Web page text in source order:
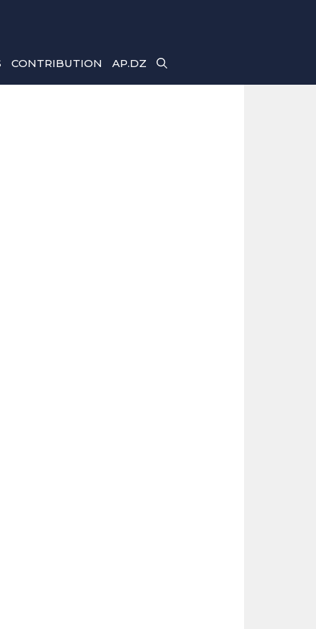
CONTRIBUTION AP.DZ